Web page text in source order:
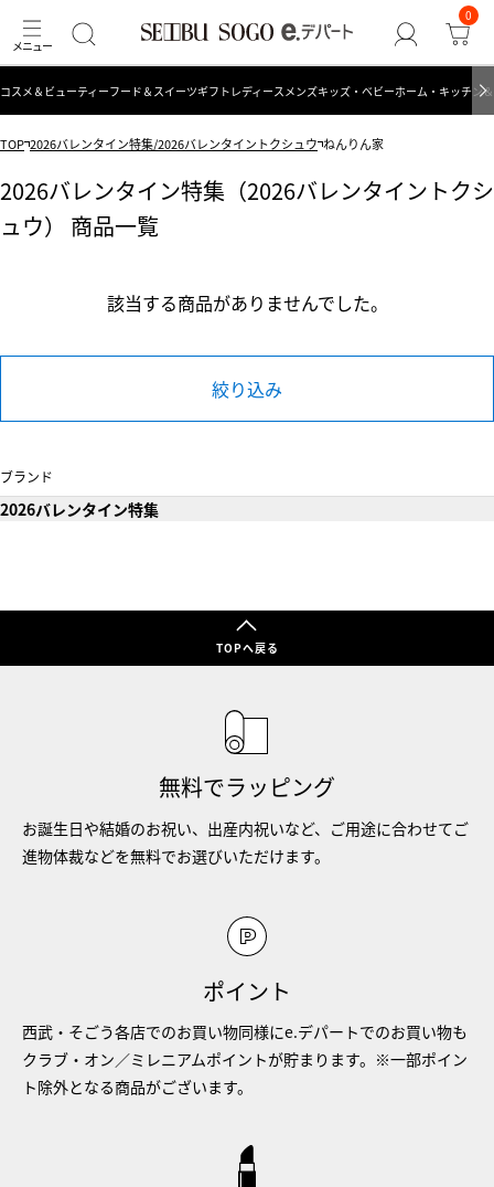
0
コスメ＆ビューティーフード＆スイーツギフト レディース メンズキッズ・ベビーホーム・キッチン
TOP 2026バレンタイン特集/2026バレンタイントクシュウ ねんりん家
2026バレンタイン特集（2026バレンタイントクシ
ュウ） 商品一覧
該当する商品がありませんでした。
絞り込み
ブランド
2026バレンタイン特集
TOPへ戻る
無料でラッピング
お誕生日や結婚のお祝い、出産内祝いなど、ご用途に合わせてご
進物体裁などを無料でお選びいただけます。
ポイント
西武・そごう各店でのお買い物同様にe.デパートでのお買い物も
クラブ・オン／ミレニアムポイントが貯まります。※一部ポイン
ト除外となる商品がございます。